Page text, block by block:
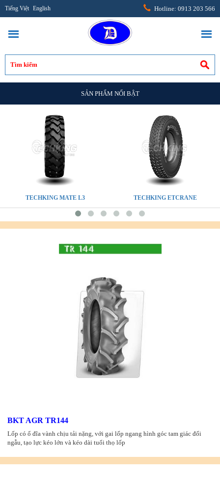
Tiếng Việt English Hotline: 0913 203 566
SẢN PHẨM NỔI BẬT
TECHKING MATE L3 TECHKING ETCRANE
BKT AGR TR144
Lốp có ổ đĩa vành chịu tải nặng, với gai lốp ngang hình góc tam giác đối
ngẫu, tạo lực kéo lớn và kéo dài tuổi thọ lốp